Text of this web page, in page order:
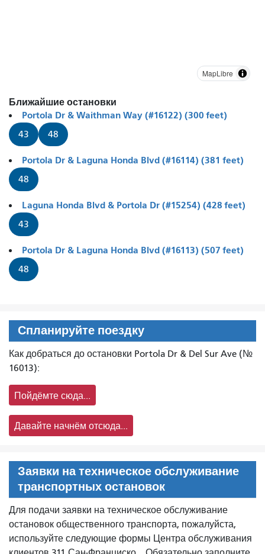
MapLibre
Ближайшие остановки
Portola Dr & Waithman Way (#16122) (300 feet)
43 48
Portola Dr & Laguna Honda Blvd (#16114) (381 feet)
48
Laguna Honda Blvd & Portola Dr (#15254) (428 feet)
43
Portola Dr & Laguna Honda Blvd (#16113) (507 feet)
48
Спланируйте поездку
Как добраться до остановки Portola Dr & Del Sur Ave (№
16013):
Пойдёмте сюда...
Давайте начнём отсюда...
Заявки на техническое обслуживание
транспортных остановок
Для подачи заявки на техническое обслуживание
остановок общественного транспорта, пожалуйста,
используйте следующие формы Центра обслуживания